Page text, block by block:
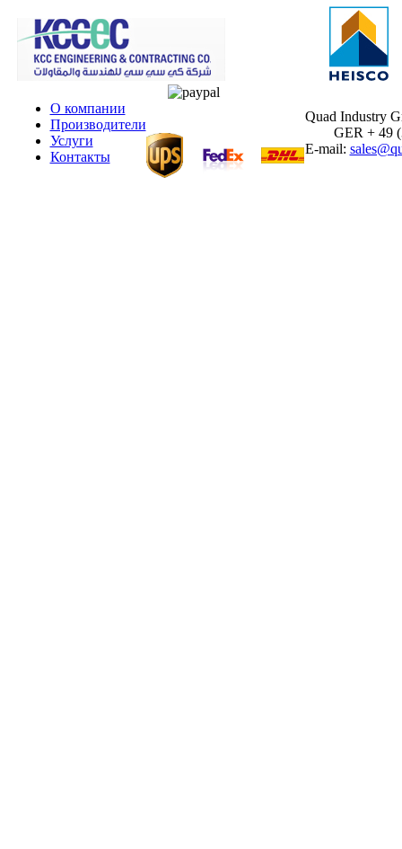
О компании
Производители
Услуги
Контакты
Quad Industry
GER + 49
E-mail: